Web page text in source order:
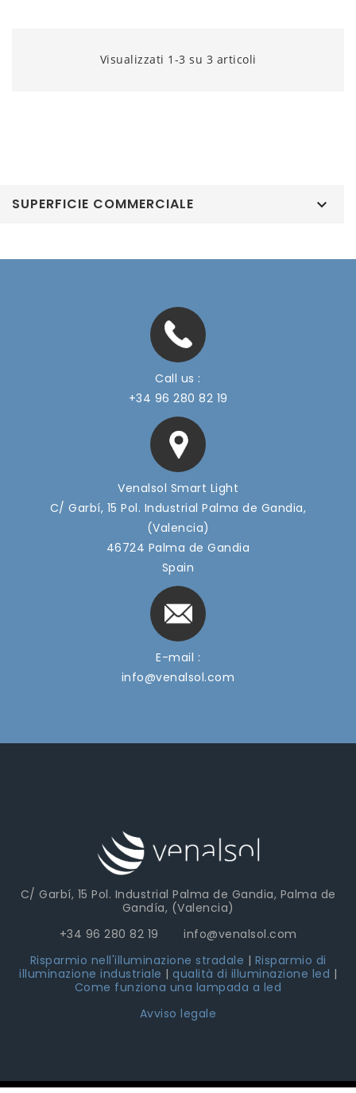
Visualizzati 1-3 su 3 articoli
SUPERFICIE COMMERCIALE 
Call us :
+34 96 280 82 19
Venalsol Smart Light
C/ Garbí, 15 Pol. Industrial Palma de Gandia,
(Valencia)
46724 Palma de Gandia
Spain
E-mail :
info@venalsol.com
C/ Garbí, 15 Pol. Industrial Palma de Gandia, Palma de
Gandía, (Valencia)
+34 96 280 82 19 info@venalsol.com
Risparmio nell'illuminazione stradale | Risparmio di
illuminazione industriale | qualità di illuminazione led |
Come funziona una lampada a led
Avviso legale